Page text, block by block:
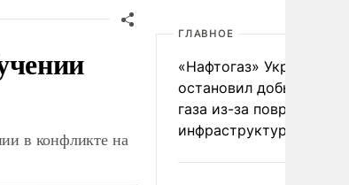
в конфликте на
ГЛАВНОЕ
«Нафтогаз» Украины
остановил добычу
газа из-за повреждения
инфраструктуры